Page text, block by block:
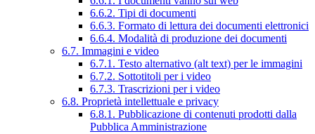
6.6.2. Tipi di documenti
6.6.3. Formato di lettura dei documenti elettronici
6.6.4. Modalità di produzione dei documenti
6.7. Immagini e video
6.7.1. Testo alternativo (alt text) per le immagini
6.7.2. Sottotitoli per i video
6.7.3. Trascrizioni per i video
6.8. Proprietà intellettuale e privacy
6.8.1. Pubblicazione di contenuti prodotti dalla
Pubblica Amministrazione